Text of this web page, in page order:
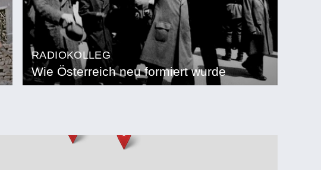
RADIOKOLLEG
Wie Österreich neu formiert wurde